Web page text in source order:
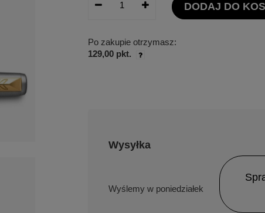
DODAJ DO
Po zakupie otrzymasz:
129,00 pkt.
Wysyłka
w poniedziałek